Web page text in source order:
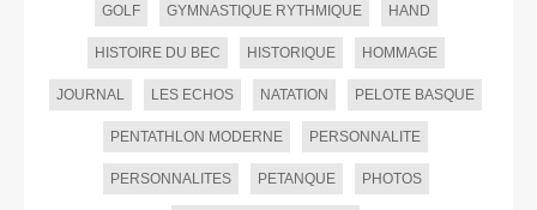
GOLF GYMNASTIQUE RYTHMIQUE HAND
HISTOIRE DU BEC HISTORIQUE HOMMAGE
JOURNAL LES ECHOS NATATION PELOTE BASQUE
PENTATHLON MODERNE PERSONNALITE
PERSONNALITES PETANQUE PHOTOS